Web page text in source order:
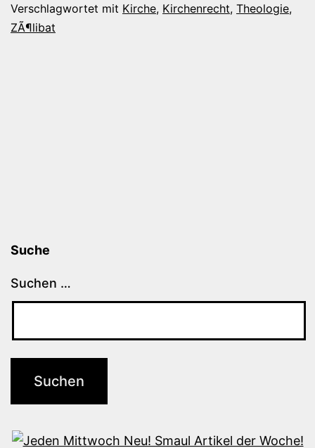
Verschlagwortet mit Kirche, Kirchenrecht, Theologie,
ZÃ¶libat
Suche
Suchen …